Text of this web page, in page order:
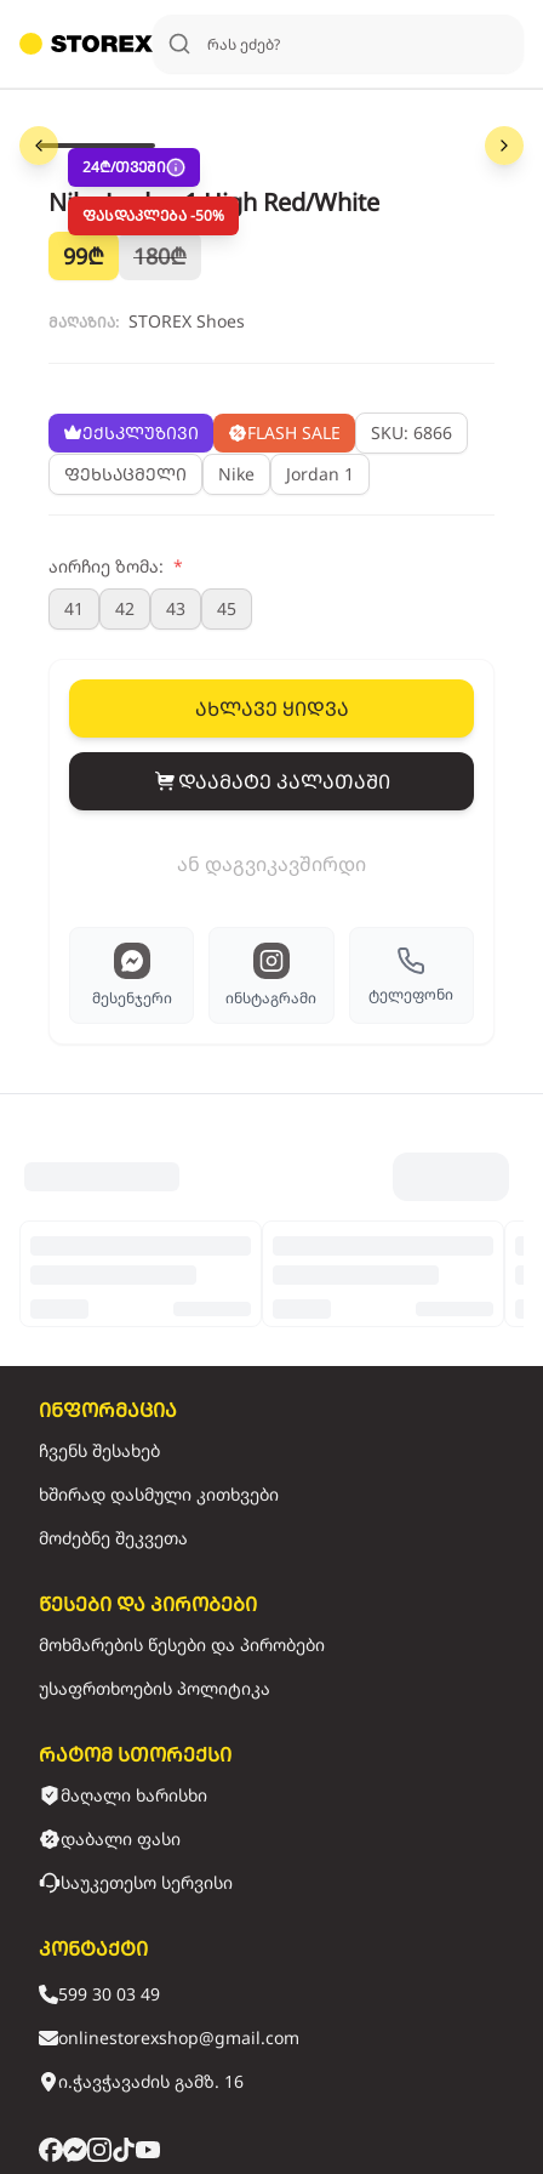
24₾/თვეში
ფასდაკლება -50%
Nike Jordan 1 High Red/White
99₾ 180₾
მაღაზია: STOREX Shoes
ექსკლუზივი FLASH SALE
SKU: 6866
ფეხსაცმელი
Nike Jordan 1
აირჩიე ზომა: *
41
42 43 45
ახლავე ყიდვა
View cart
დაამატე კალათაში
ან დაგვიკავშირდი
მესენჯერი ინსტაგრამი ტელეფონი
ინფორმაცია
ჩვენს შესახებ
ხშირად დასმული კითხვები
მოძებნე შეკვეთა
წესები და პირობები
მოხმარების წესები და პირობები
უსაფრთხოების პოლიტიკა
რატომ სთორექსი
მაღალი ხარისხი
დაბალი ფასი
საუკეთესო სერვისი
კონტაქტი
599 30 03 49
onlinestorexshop@gmail.com
ი.ჭავჭავაძის გამზ. 16